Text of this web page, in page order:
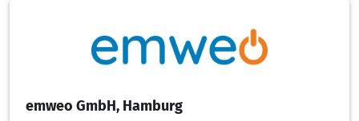
emweo GmbH, Hamburg